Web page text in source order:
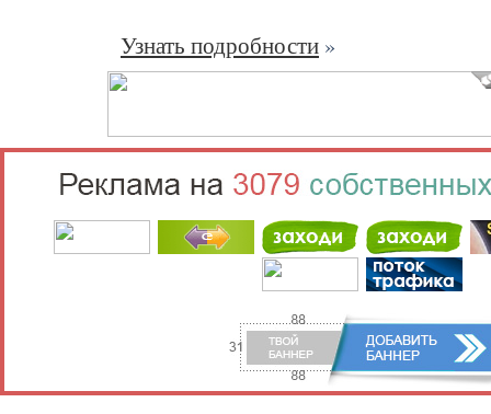
Узнать подробности »